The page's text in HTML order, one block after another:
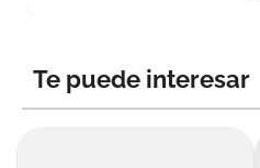
Te puede interesar